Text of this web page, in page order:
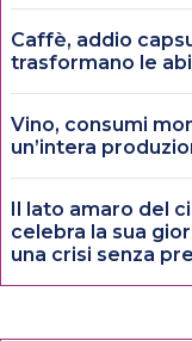
Caffè, addio
trasformano le
Vino, consumi
un’intera
Il lato amaro del
celebra la sua
una crisi senza